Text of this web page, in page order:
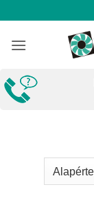
content